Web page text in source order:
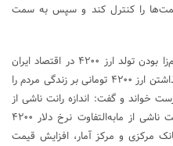
را کنترل کند و سپس به سمت
درحالیکه اکثر اقتصاددانان بر رانتی و تورم‌زا بودن تولد ارز ۴۲۰۰ در اقتصاد ایران
اتفاق نظر دارند اما فرشاد مومنی تاثیر نگذاشتن ارز ۴۲۰۰ تومانی بر زندگی مردم را
خواند و گفت: اندازه رانت ناشی از
افزایش نرخ ارز، ۳۵۰ برابر بیشتر از رانت ناشی از مابه‌التفاوت نرخ دلار ۴۲۰۰
مرکزی و مرکز آمار، افزایش قیمت